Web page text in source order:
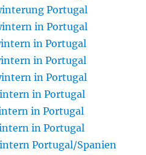
Portugal
in Portugal
in Portugal
in Portugal
in Portugal
in Portugal
in Portugal
in Portugal
Portugal/Spanien